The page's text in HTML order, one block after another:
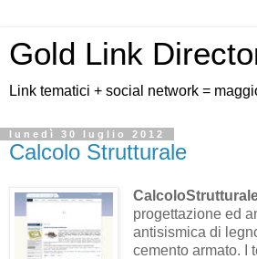
Gold Link
Link tematici + social network =
lunedì 30 luglio 2012
Calcolo Strutturale
progettazione ed
antisismica di
cemento armato. I